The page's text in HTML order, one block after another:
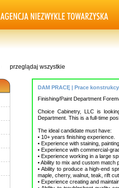
przeglądaj wszystkie
DAM PRACĘ | Prace
Finishing/Paint Department
Choice Cabinetry, LLC is
Department. This is a full-time
The ideal candidate must have:
• 10+ years finishing experience.
• Experience with staining,
• Experience with commercial-
• Experience working in a large
• Ability to mix and custom match
• Ability to produce a high-end
maple, cherry, walnut, teak, rift
• Experience creating and